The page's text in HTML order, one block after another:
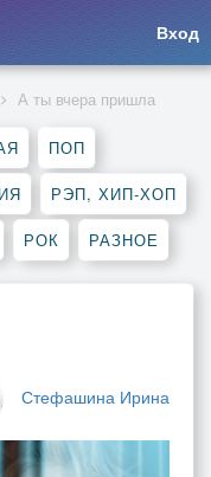
Вход
А ты вчера пришла
ПОП
РЭП, ХИП-ХОП
РОК РАЗНОЕ
Стефашина Ирина